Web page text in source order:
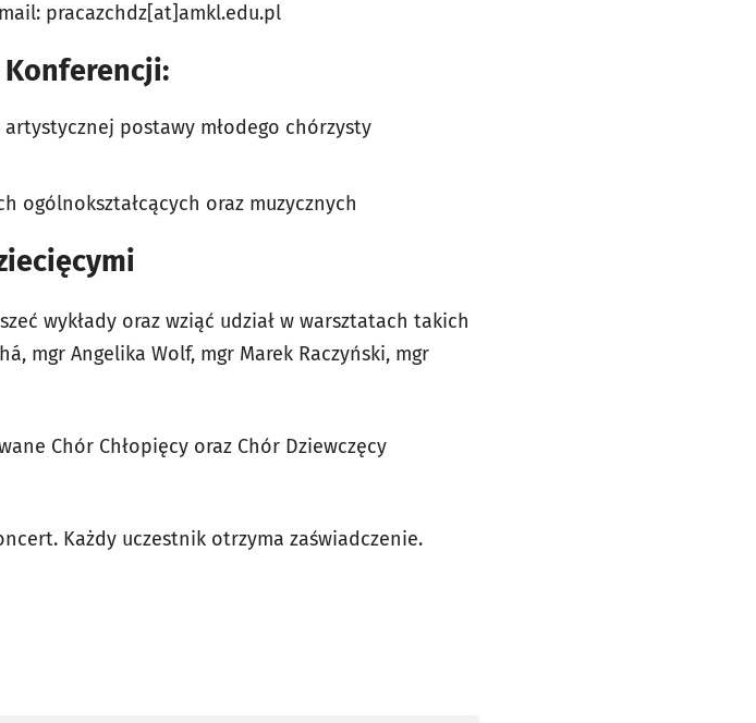
pracazchdz[at]amkl.edu.pl
Konferencji:
postawy młodego chórzysty
ogólnokształcących oraz muzycznych
wykłady oraz wziąć udział w warsztatach takich
mgr Angelika Wolf, mgr Marek Raczyński, mgr
Chór Chłopięcy oraz Chór Dziewczęcy
Każdy uczestnik otrzyma zaświadczenie.